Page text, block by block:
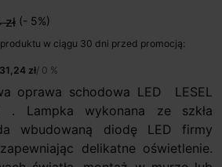
zł (- 5%)
w ciągu 30 dni przed promocją:
zł/ 0 %
oprawa schodowa LED LESEL
Lampka wykonana ze szkła
wbudowaną diodę LED firmy
delikatne oświetlenie.